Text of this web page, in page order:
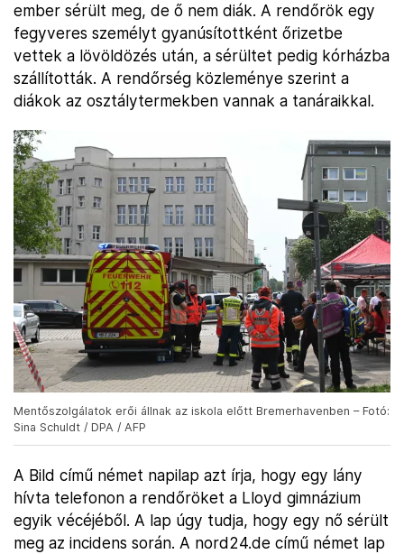
ember sérült meg, de ő nem diák. A rendőrök egy
fegyveres személyt gyanúsítottként őrizetbe
vettek a lövöldözés után, a sérültet pedig kórházba
szállították. A rendőrség közleménye szerint a
diákok az osztálytermekben vannak a tanáraikkal.
Mentőszolgálatok erői állnak az iskola előtt Bremerhavenben – Fotó:
Sina Schuldt / DPA / AFP
A Bild című német napilap azt írja, hogy egy lány
hívta telefonon a rendőröket a Lloyd gimnázium
egyik vécéjéből. A lap úgy tudja, hogy egy nő sérült
meg az incidens során. A nord24.de című német lap